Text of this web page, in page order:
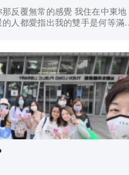
同 一组！可以讓我多些學懂
述說五色完整福音和鼓勵福音
後問對方你呢？d)你知不知這
接受耶穌拯救我們這寶貴禮物嗎
禱作ABC認罪、相信、委身三
在這1小時街佈得著甚多。你
受到“學像耶穌之美”、“勇於
反覆無常的感覺 我住在中東地
人都愛指出我的雙手是何等滿